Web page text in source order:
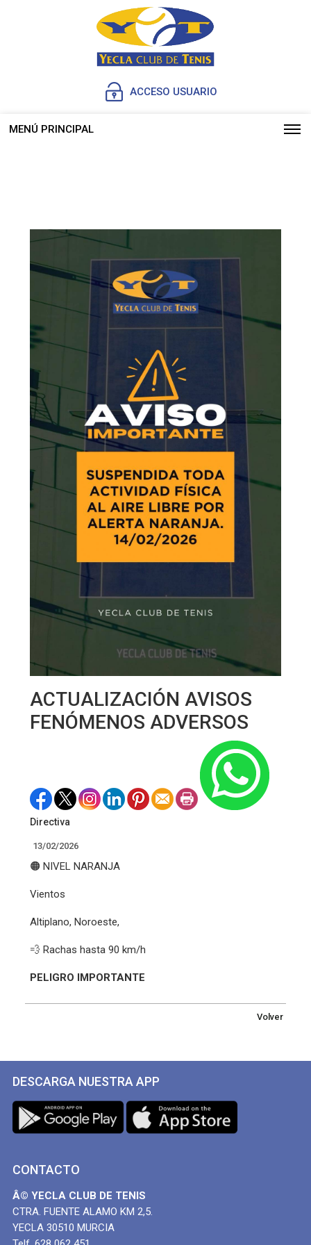
ACCESO USUARIO
MENÚ PRINCIPAL
ACTUALIZACIÓN AVISOS
FENÓMENOS ADVERSOS
Directiva
13/02/2026
🟠 NIVEL NARANJA
Vientos
Altiplano, Noroeste,
💨 Rachas hasta 90 km/h
PELIGRO IMPORTANTE
Volver
DESCARGA NUESTRA APP
CONTACTO
Â© YECLA CLUB DE TENIS
CTRA. FUENTE ALAMO KM 2,5.
YECLA 30510 MURCIA